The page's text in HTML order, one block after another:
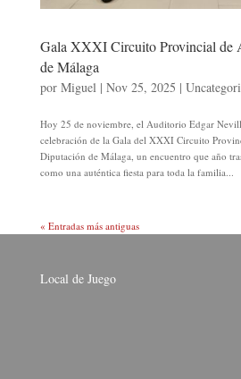
Gala XXXI Circuito Provincial de
de Málaga
por Miguel| Nov 25, 2025 |
Hoy 25 de noviembre, el Auditorio Edgar
celebración de la Gala del XXXI Circuito
Diputación de Málaga, un encuentro que año
como una auténtica fiesta para toda la familia...
« Entradas más antiguas
Local de Juego